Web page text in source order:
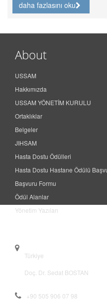
About
USSAM
USSAM YÖNETİM KURULU
Ortaklıklar
Belgeler
JIHSAM
Hasta Dostu Ödülleri
Hasta Dostu Hastane Ödülü
Başvuru Formu
Ödül Alanlar
Yönetim Yazıları
Contact
Türkiye
+90 505 906 07 98